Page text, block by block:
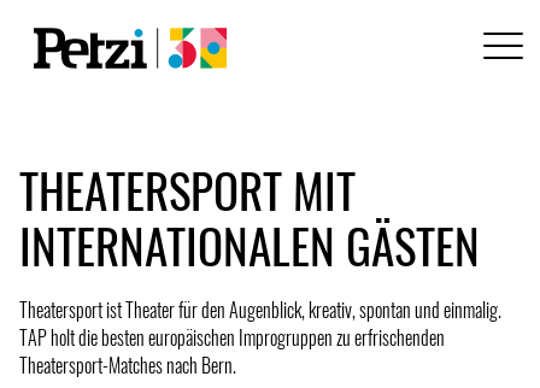
THEATERSPORT MIT
INTERNATIONALEN GÄSTEN
Theatersport ist Theater für den Augenblick, kreativ, spontan und einmalig.
TAP holt die besten europäischen Improgruppen zu erfrischenden
Theatersport-Matches nach Bern.